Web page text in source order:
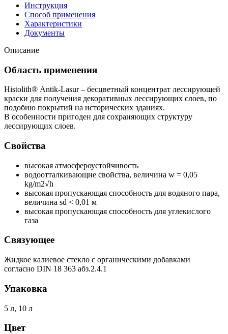
Инструкция
Способ применения
Характеристики
Документы
Описание
Область применения
Histolith® Antik-Lasur – бесцветный концентрат лессирующей
краски для получения декоративных лессирующих слоев, по
подобию покрытий на исторических зданиях.
В особенности пригоден для сохраняющих структуру
лессирующих слоев.
Свойства
высокая атмосфероустойчивость
водоотталкивающие свойства, величина w = 0,05
kg/m2√h
высокая пропускающая способность для водяного пара,
величина sd < 0,01 м
высокая пропускающая способность для углекислого
газа
Связующее
Жидкое калиевое стекло с органическими добавками
согласно DIN 18 363 абз.2.4.1
Упаковка
5 л, 10 л
Цвет